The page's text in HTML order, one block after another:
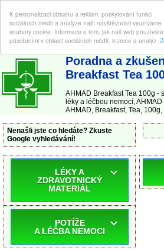
K personalizaci obsahu a reklam, poskytování funkcí
sociálních médií a analýze naší návštěvnosti využíváme
soubory cookie. Informace o tom, jak náš web
působícími v oblasti sociálních médií, inzerce a analýz.
ABC-LEKARNA.cz | Poradna a zkušenosti s léky
Poradna a
Breakfast Tea
AHMAD Breakfast Tea 100g -
léky a léčbou nemocí,
AHMAD, Breakfast, Tea,
Nenašli jste co hledáte? Zkuste
Google vyhledávání!
LÉKY A
ZDRAVOTNICKÝ
MATERIÁL
POTÍŽE
A LÉČBA NEMOCI